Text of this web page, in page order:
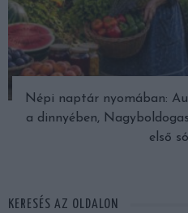
Népi naptár nyomában:
a dinnyében,
első
KERESÉS AZ OLDALON